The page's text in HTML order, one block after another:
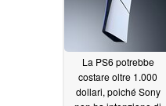
La PS6 potrebbe
costare oltre 1.000
dollari, poiché Sony